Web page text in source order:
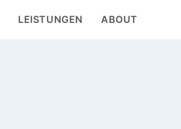
LEISTUNGEN ABOUT